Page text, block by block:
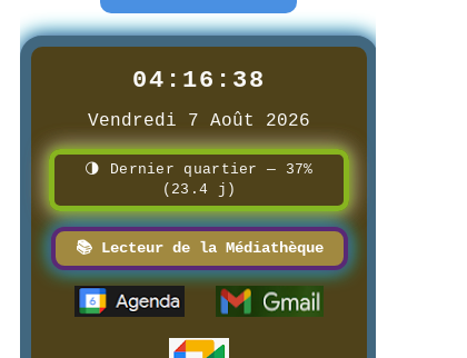
8/3/2026
04:16:40
Vendredi 7 Août 2026
🌗 Dernier quartier — 37%
(23.4 j)
📚 Lecteur de la Médiathèque